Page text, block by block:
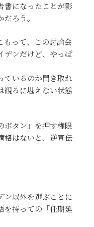
書になったことが影
ろう。
もって、この討論会
デンだけど、やっぱ
ているのか聞き取れ
観るに堪えない状態
ボタン」を押す権限
格はないと、逆宣伝
ン以外を選ぶことに
を持っての「任期延